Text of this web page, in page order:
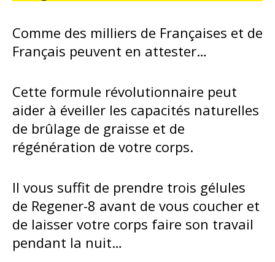
Comme des milliers de Françaises et de
Français peuvent en attester…
Cette formule révolutionnaire peut
aider à éveiller les capacités naturelles
de brûlage de graisse et de
régénération de votre corps.
Il vous suffit de prendre trois gélules
de Regener-8 avant de vous coucher et
de laisser votre corps faire son travail
pendant la nuit…